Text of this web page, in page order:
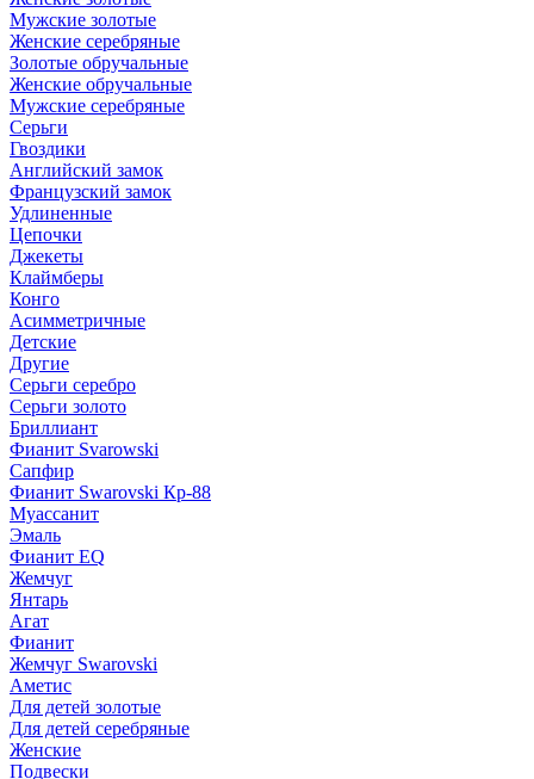
Мужские золотые
Женские серебряные
Золотые обручальные
Женские обручальные
Мужские серебряные
Серьги
Гвоздики
Английский замок
Французский замок
Удлиненные
Цепочки
Джекеты
Клаймберы
Конго
Асимметричные
Детские
Другие
Серьги серебро
Серьги золото
Бриллиант
Фианит Svarowski
Сапфир
Фианит Swarovski Кр-88
Муассанит
Эмаль
Фианит EQ
Жемчуг
Янтарь
Агат
Фианит
Жемчуг Swarovski
Аметис
Для детей золотые
Для детей серебряные
Женские
Подвески